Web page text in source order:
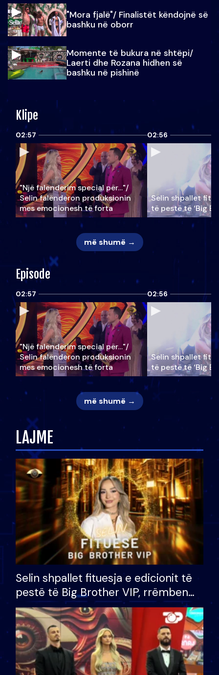
"Mora fjalë"/ Finalistët këndojnë së
bashku në oborr
Momente të bukura në shtëpi/
Laerti dhe Rozana hidhen së
bashku në pishinë
Klipe
02:57
"Një falenderim special për…"/
Selin falënderon produksionin
mes emocionesh të forta
02:56
Selin shpallet
të pestë të ‘Big
më shumë →
Episode
02:57
"Një falenderim special për…"/
Selin falënderon produksionin
mes emocionesh të forta
02:56
Selin shpallet
të pestë të ‘Big
më shumë →
LAJME
Selin shpallet fituesja e edicionit të
pestë të Big Brother VIP, rrëmben
çmimin e madh prej 100 mijë eurosh